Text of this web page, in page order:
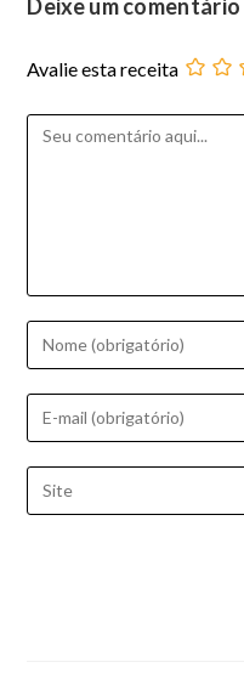
Deixe um comentário
Avalie esta receita
Comentário
Digite
seu
nome
ou
de
usuário
Digite
seu
endereço
de
Digite
o